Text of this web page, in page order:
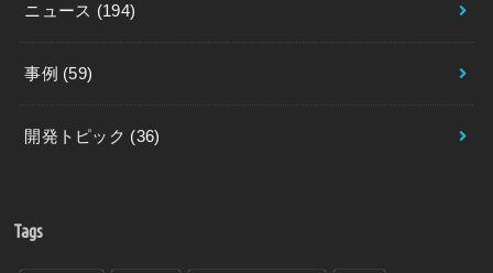
ニュース (194)
事例 (59)
開発トピック (36)
Tags